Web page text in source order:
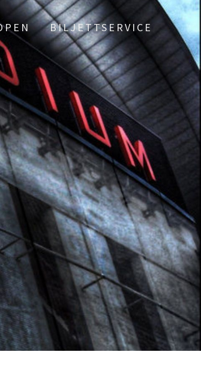
BILJETTSERVICE